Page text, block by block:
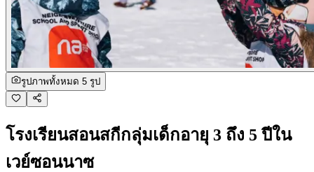
รูปภาพทั้งหมด 5 รูป
โรงเรียนสอนสกีกลุ่มเด็กอายุ 3 ถึง 5 ปีใน
เวย์ซอนนาซ